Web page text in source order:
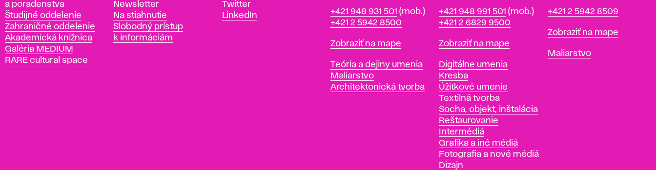
k
á
š
k
o
l
a poradenstva
Študijné oddelenie
Zahraničné oddelenie
Akademická knižnica
Galéria MEDIUM
RARE cultural space
Newsletter
Na stiahnutie
Slobodný prístup
k informáciám
Twitter
LinkedIn
Telefón
+421 948 931 501 (mob.)
+421 2 5942 8500
Mapa
Zobraziť na mape
Katedry
Teória a dejiny umenia
Maliarstvo
Architektonická tvorba
Telefón
+421 948 991 501 (mob.)
+421 2 6829 9500
Mapa
Zobraziť na mape
Katedry
Digitálne umenia
Kresba
Úžitkové umenie
Textilná tvorba
Socha, objekt, inštalácia
Reštaurovanie
Intermédiá
Grafika a iné médiá
Fotografia a nové médiá
Dizajn
Telefón
+421 2 5942 8509
Mapa
Zobraziť na mape
Katedry
Maliarstvo